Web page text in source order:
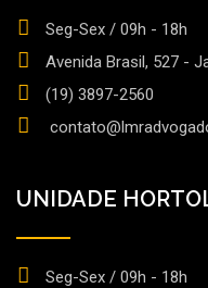
Seg-Sex / 09h - 18h
Avenida Brasil, 527 -
(19) 3897-2560
UNIDADE
Seg-Sex / 09h - 18h